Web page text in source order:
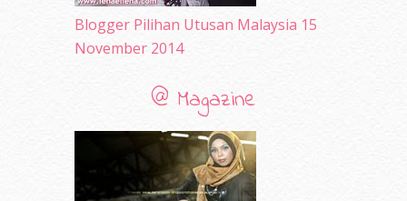
Blogger Pilihan Utusan Malaysia 15
November 2014
@ Magazine